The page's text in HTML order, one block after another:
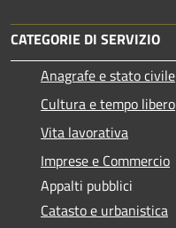
CATEGORIE DI SERVIZIO
Anagrafe e stato civile
Cultura e tempo libero
Vita lavorativa
Imprese e Commercio
Appalti pubblici
Catasto e urbanistica